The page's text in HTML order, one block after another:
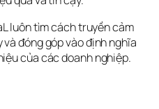
luôn tìm cách truyền cảm
đóng góp vào định nghĩa
của các doanh nghiệp.